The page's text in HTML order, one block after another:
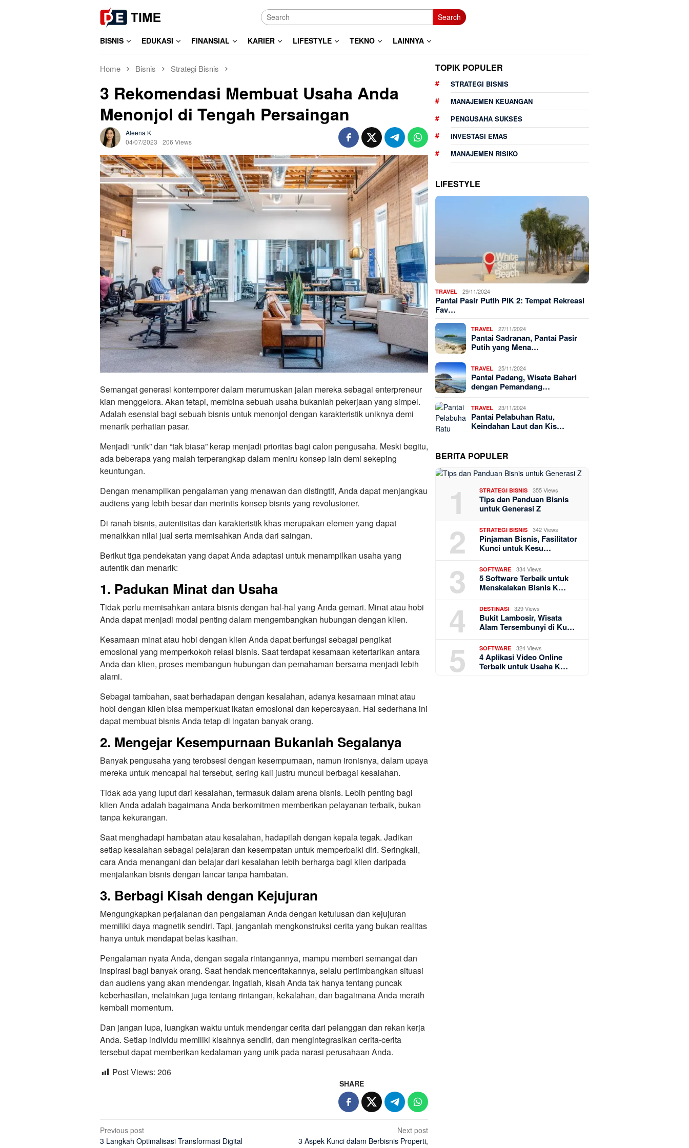
Search
BISNIS EDUKASI FINANSIAL KARIER LIFESTYLE TEKNO LAINNYA
Home Bisnis Strategi Bisnis
3 Rekomendasi Membuat Usaha Anda
Menonjol di Tengah Persaingan
Aleena K
04/07/2023
206 Views
Semangat generasi kontemporer dalam merumuskan jalan mereka sebagai enterpreneur
kian menggelora. Akan tetapi, membina sebuah usaha bukanlah pekerjaan yang simpel.
Adalah esensial bagi sebuah bisnis untuk menonjol dengan karakteristik uniknya demi
menarik perhatian pasar.
Menjadi “unik” dan “tak biasa” kerap menjadi prioritas bagi calon pengusaha. Meski begitu,
ada beberapa yang malah terperangkap dalam meniru konsep lain demi sekeping
keuntungan.
Dengan menampilkan pengalaman yang menawan dan distingtif, Anda dapat menjangkau
audiens yang lebih besar dan merintis konsep bisnis yang revolusioner.
Di ranah bisnis, autentisitas dan karakteristik khas merupakan elemen yang dapat
menaikkan nilai jual serta memisahkan Anda dari saingan.
Berikut tiga pendekatan yang dapat Anda adaptasi untuk menampilkan usaha yang
autentik dan menarik:
1. Padukan Minat dan Usaha
Tidak perlu memisahkan antara bisnis dengan hal-hal yang Anda gemari. Minat atau hobi
Anda dapat menjadi modal penting dalam mengembangkan hubungan dengan klien.
Kesamaan minat atau hobi dengan klien Anda dapat berfungsi sebagai pengikat
emosional yang memperkokoh relasi bisnis. Saat terdapat kesamaan ketertarikan antara
Anda dan klien, proses membangun hubungan dan pemahaman bersama menjadi lebih
alami.
Sebagai tambahan, saat berhadapan dengan kesalahan, adanya kesamaan minat atau
hobi dengan klien bisa memperkuat ikatan emosional dan kepercayaan. Hal sederhana ini
dapat membuat bisnis Anda tetap di ingatan banyak orang.
2. Mengejar Kesempurnaan Bukanlah Segalanya
Banyak pengusaha yang terobsesi dengan kesempurnaan, namun ironisnya, dalam upaya
mereka untuk mencapai hal tersebut, sering kali justru muncul berbagai kesalahan.
Tidak ada yang luput dari kesalahan, termasuk dalam arena bisnis. Lebih penting bagi
klien Anda adalah bagaimana Anda berkomitmen memberikan pelayanan terbaik, bukan
tanpa kekurangan.
Saat menghadapi hambatan atau kesalahan, hadapilah dengan kepala tegak. Jadikan
setiap kesalahan sebagai pelajaran dan kesempatan untuk memperbaiki diri. Seringkali,
cara Anda menangani dan belajar dari kesalahan lebih berharga bagi klien daripada
menjalankan bisnis dengan lancar tanpa hambatan.
3. Berbagi Kisah dengan Kejujuran
Mengungkapkan perjalanan dan pengalaman Anda dengan ketulusan dan kejujuran
memiliki daya magnetik sendiri. Tapi, janganlah mengkonstruksi cerita yang bukan realitas
hanya untuk mendapat belas kasihan.
Pengalaman nyata Anda, dengan segala rintangannya, mampu memberi semangat dan
inspirasi bagi banyak orang. Saat hendak menceritakannya, selalu pertimbangkan situasi
dan audiens yang akan mendengar. Ingatlah, kisah Anda tak hanya tentang puncak
keberhasilan, melainkan juga tentang rintangan, kekalahan, dan bagaimana Anda meraih
kembali momentum.
Dan jangan lupa, luangkan waktu untuk mendengar cerita dari pelanggan dan rekan kerja
Anda. Setiap individu memiliki kisahnya sendiri, dan mengintegrasikan cerita-cerita
tersebut dapat memberikan kedalaman yang unik pada narasi perusahaan Anda.
Post Views: 206
SHARE
Post
Previous post
3 Langkah Optimalisasi Transformasi Digital
Next post
3 Aspek Kunci dalam Berbisnis Properti,
TOPIK POPULER
STRATEGI BISNIS
MANAJEMEN KEUANGAN
PENGUSAHA SUKSES
INVESTASI EMAS
MANAJEMEN RISIKO
LIFESTYLE
TRAVEL 29/11/2024
Pantai Pasir Putih PIK 2: Tempat Rekreasi
Fav…
TRAVEL 27/11/2024
Pantai Sadranan, Pantai Pasir
Putih yang Mena…
TRAVEL 25/11/2024
Pantai Padang, Wisata Bahari
dengan Pemandang…
TRAVEL 23/11/2024
Pantai Pelabuhan Ratu,
Keindahan Laut dan Kis…
BERITA POPULER
1 STRATEGI BISNIS 355 Views
Tips dan Panduan Bisnis
untuk Generasi Z
2 STRATEGI BISNIS 342 Views
Pinjaman Bisnis, Fasilitator
Kunci untuk Kesu…
3 SOFTWARE 334 Views
5 Software Terbaik untuk
Menskalakan Bisnis K…
4 DESTINASI 329 Views
Bukit Lambosir, Wisata
Alam Tersembunyi di Ku…
5 SOFTWARE 324 Views
4 Aplikasi Video Online
Terbaik untuk Usaha K…